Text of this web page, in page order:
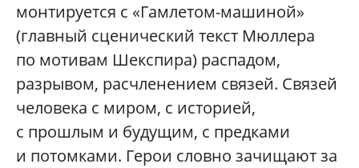
монтируется с «Гамлетом-машиной»
(главный сценический текст Мюллера
по мотивам Шекспира) распадом,
разрывом, расчленением связей. Связей
человека с миром, с историей,
с прошлым и будущим, с предками
и потомками. Герои словно зачищают за